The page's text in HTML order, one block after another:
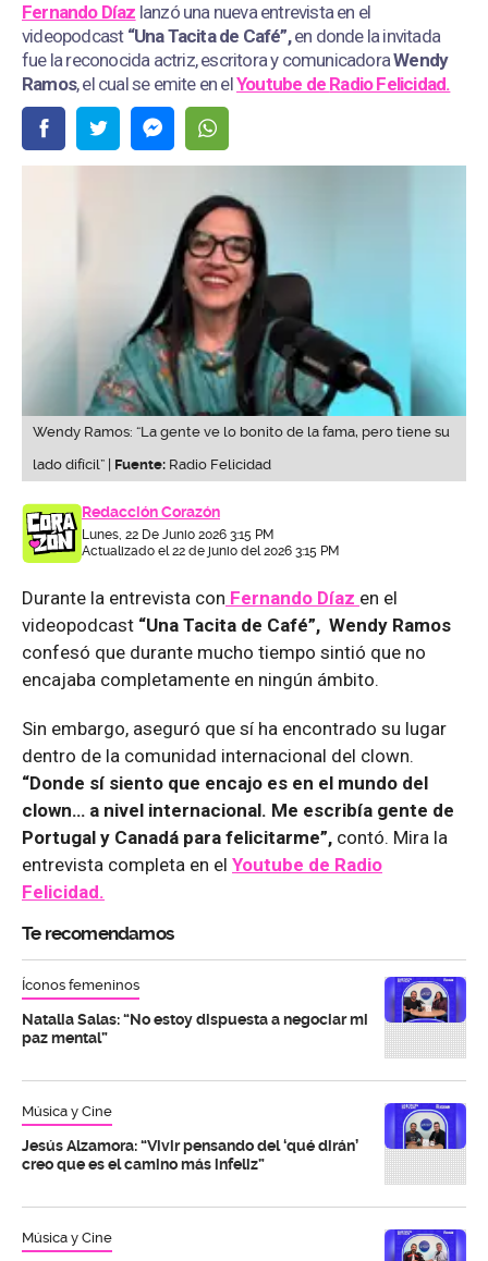
Fernando Díaz lanzó una nueva entrevista en el
videopodcast “Una Tacita de Café”,en donde la invitada
fue la reconocida actriz, escritora y comunicadoraWendy
Ramos, el cual se emite en elYoutube de Radio Felicidad.
Wendy Ramos: “La gente ve lo bonito de la fama, pero tiene su
lado difícil” | Fuente: Radio Felicidad
Redacción Corazón
Lunes, 22 De Junio 2026 3:15 PM
Actualizado el 22 de junio del 2026 3:15 PM
Durante la entrevista con Fernando Díaz en el
videopodcast “Una Tacita de Café”, Wendy Ramos
confesó que durante mucho tiempo sintió que no
encajaba completamente en ningún ámbito.
Sin embargo, aseguró que sí ha encontrado su lugar
dentro de la comunidad internacional del clown.
“Donde sí siento que encajo es en el mundo del
clown… a nivel internacional. Me escribía gente de
Portugal y Canadá para felicitarme”, contó. Mira la
entrevista completa en el Youtube de Radio
Felicidad.
Te recomendamos
Íconos femeninos
Natalia Salas: “No estoy dispuesta a negociar mi
paz mental”
Música y Cine
Jesús Alzamora: “Vivir pensando del ‘qué dirán’
creo que es el camino más infeliz”
Música y Cine